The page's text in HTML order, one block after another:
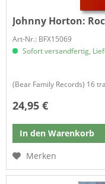
Johnny Horton:
Art-Nr.: BFX15069
Sofort versandfertig,
(Bear Family Records) 16
24,95 €
In den Warenkorb
Merken